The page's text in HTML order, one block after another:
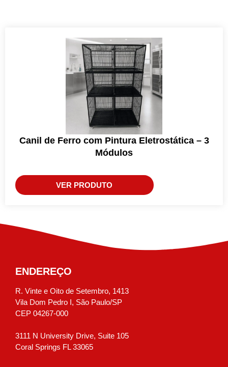
Canil de Ferro com Pintura Eletrostática – 3
Módulos
VER PRODUTO
ENDEREÇO
R. Vinte e Oito de Setembro, 1413
Vila Dom Pedro I, São Paulo/SP
CEP 04267-000
3111 N University Drive, Suite 105
Coral Springs FL 33065